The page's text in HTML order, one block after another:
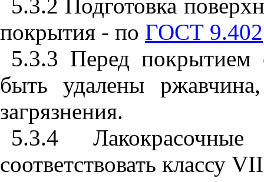
5.3.2 Подготовка
покрытия - по ГОСТ 9.402
5.3.3 Перед покрытием
быть удалены
загрязнения.
5.3.4
соответствовать классу VII